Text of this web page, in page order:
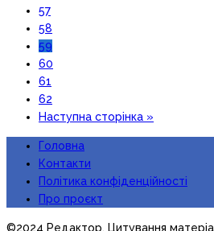
57
58
59
60
61
62
Наступна сторінка »
Головна
Контакти
Політика конфіденційності
Про проєкт
©2024 Редактор. Цитування